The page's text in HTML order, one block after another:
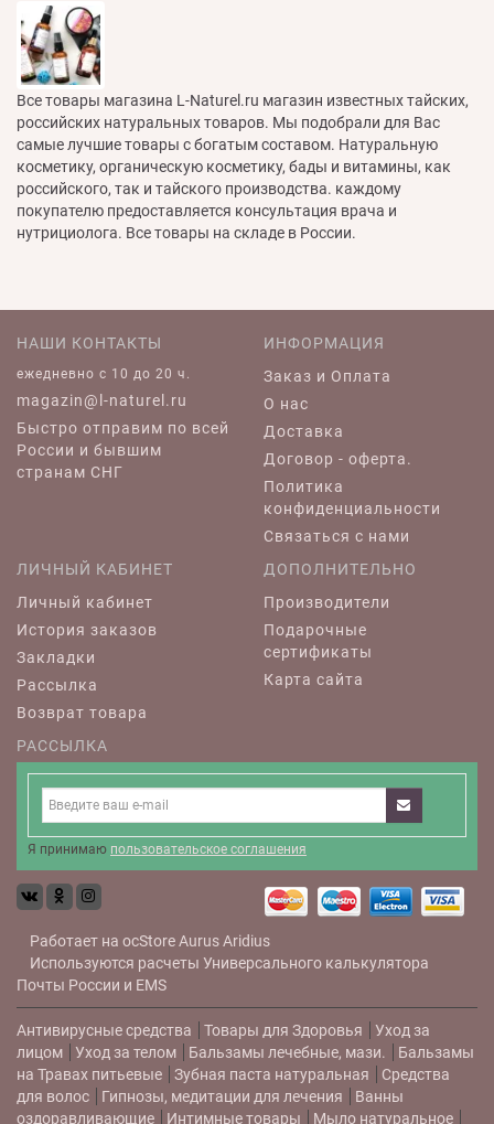
Все товары магазина L-Naturel.ru магазин известных тайских,
российских натуральных товаров. Мы подобрали для Вас
самые лучшие товары с богатым составом. Натуральную
косметику, органическую косметику, бады и витамины, как
российского, так и тайского производства. каждому
покупателю предоставляется консультация врача и
нутрициолога. Все товары на складе в России.
НАШИ КОНТАКТЫ
ежедневно c 10 до 20 ч.
magazin@l-naturel.ru
Быстро отправим по всей
России и бывшим
странам СНГ
ИНФОРМАЦИЯ
Заказ и Оплата
О нас
Доставка
Договор - оферта.
Политика
конфиденциальности
Связаться с нами
ЛИЧНЫЙ КАБИНЕТ
Личный кабинет
История заказов
Закладки
Рассылка
Возврат товара
ДОПОЛНИТЕЛЬНО
Производители
Подарочные
сертификаты
Карта сайта
РАССЫЛКА
Я принимаю пользовательское соглашения
Работает на ocStoreAurusAridius
Используются расчеты Универсального калькулятора
Почты России и EMS
Антивирусные средства Товары для Здоровья
Уход за
лицом
Уход за телом Бальзамы лечебные, мази.
Бальзамы
на Травах питьевые
Зубная паста натуральная
Средства
для волос
Гипнозы, медитации для лечения
Ванны
оздоравливающие
Интимные товары Мыло натуральное